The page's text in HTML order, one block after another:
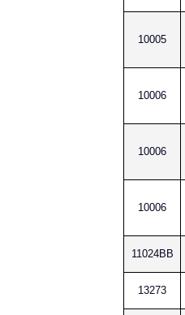
10005
10006
10006
10006
11024BB
13273